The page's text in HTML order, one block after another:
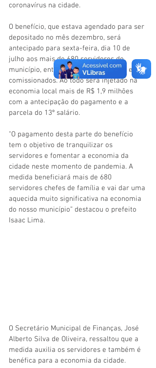
coronavírus na cidade.
O benefício, que estava agendado para ser
depositado no mês dezembro, será
antecipado para sexta-feira, dia 10 de
julho aos mais de 680 servidores do
município, entre efetivos, provisórios e
comissionados. Ao todo será injetado na
economia local mais de R$ 1,9 milhões
com a antecipação do pagamento e a
parcela do 13º salário.
"O pagamento desta parte do benefício
tem o objetivo de tranquilizar os
servidores e fomentar a economia da
cidade neste momento de pandemia. A
medida beneficiará mais de 680
servidores chefes de família e vai dar uma
aquecida muito significativa na economia
do nosso município” destacou o prefeito
Isaac Lima.
O Secretário Municipal de Finanças, José
Alberto Silva de Oliveira, ressaltou que a
medida auxilia os servidores e também é
benéfica para a economia da cidade.